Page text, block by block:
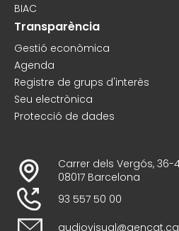
BIAC
Transparència
Gestió econòmica
Agenda
Registre de grups d'interès
Seu electrònica
Protecció de dades
Carrer dels Vergós, 36-
08017 Barcelona
93 557 50 00